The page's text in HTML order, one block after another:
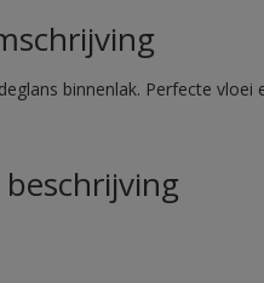
binnenlak. Perfecte vloei